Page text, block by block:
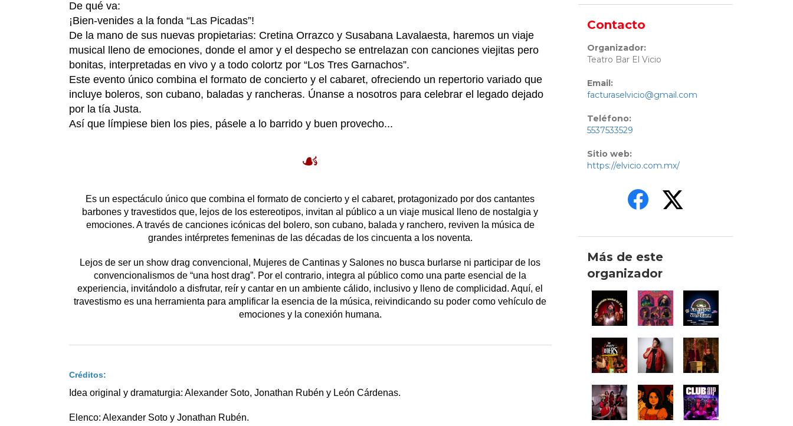
De qué va:
¡Bien-venides a la fonda “Las Picadas”!
De la mano de sus nuevas propietarias: Cretina Orrazco y Susabana Lavalaesta, haremos un viaje
musical lleno de emociones, donde el amor y el despecho se entrelazan con canciones viejitas pero
bonitas, interpretadas en vivo y a todo colortz por “Los Tres Garnachos”.
Este evento único combina el formato de concierto y el cabaret, ofreciendo un repertorio variado que
incluye boleros, son cubano, baladas y rancheras. Únanse a nosotros para celebrar el legado dejado
por la tía Justa.
Así que límpiese bien los pies, pásele a lo barrido y buen provecho...
☙
Es un espectáculo único que combina el formato de concierto y el cabaret, protagonizado por dos cantantes
barbones y travestidos que, lejos de los estereotipos, invitan al público a un viaje musical lleno de nostalgia y
emociones. A través de canciones icónicas del bolero, son cubano, balada y ranchero, reviven la música de
grandes intérpretes femeninas de las décadas de los cincuenta a los noventa.
Lejos de ser un show drag convencional, Mujeres de Cantinas y Salones no busca burlarse ni participar de los
convencionalismos de “una host drag”. Por el contrario, integra al público como una parte esencial de la
experiencia, invitándolo a disfrutar, reír y cantar en un ambiente cálido, inclusivo y lleno de complicidad. Aquí, el
travestismo es una herramienta para amplificar la esencia de la música, reivindicando su poder como vehículo de
emociones y la conexión humana.
Créditos:
Idea original y dramaturgia: Alexander Soto, Jonathan Rubén y León Cárdenas.
Elenco: Alexander Soto y Jonathan Rubén.
Contacto
Organizador:
Teatro Bar El Vicio
Email:
facturaselvicio@gmail.com
Teléfono:
5537533529
Sitio web:
https://elvicio.com.mx/
Más de este
organizador